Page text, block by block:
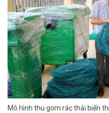
Mô hình thu gom rác thải biển